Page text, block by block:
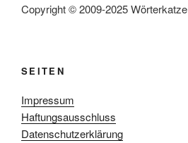
Copyright © 2009-2025 Wörterkatze
SEITEN
Impressum
Haftungsausschluss
Datenschutzerklärung